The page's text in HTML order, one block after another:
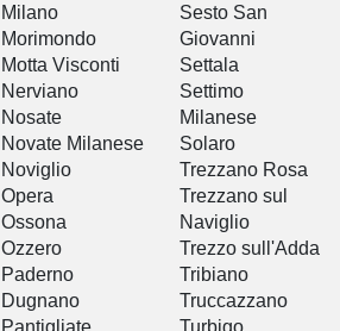
Milano
Morimondo
Motta Visconti
Nerviano
Nosate
Novate Milanese
Noviglio
Opera
Ossona
Ozzero
Paderno
Dugnano
Pantigliate
Sesto San
Giovanni
Settala
Settimo
Milanese
Solaro
Trezzano Rosa
Trezzano sul
Naviglio
Trezzo sull'Adda
Tribiano
Truccazzano
Turbigo